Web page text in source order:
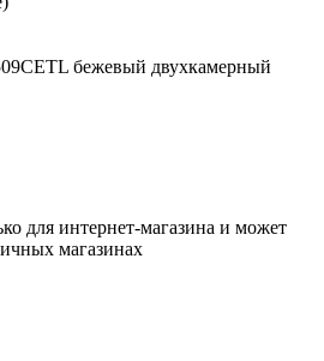
бежевый двухкамерный
для интернет-магазина и может
магазинах